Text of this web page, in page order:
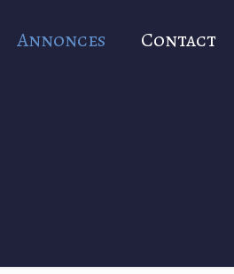
Annonces Contact